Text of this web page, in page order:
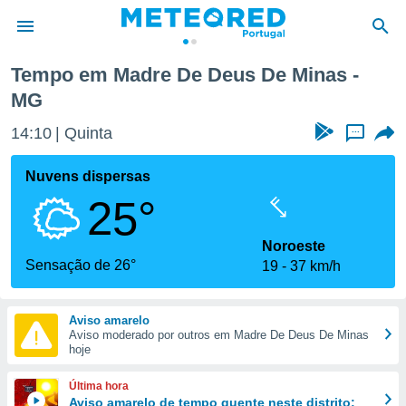
da
foi
para
fornecidas
e
digital
Tempo em Madre De Deus De Minas -
MG
14:10 Quinta ...
Nuvens dispersas
25°
Sensação de 26°
Noroeste
19
37 km/h
Aviso amarelo
Aviso moderado por outros em Madre De Deus De Minas
hoje
Última hora
Aviso amarelo de tempo quente neste distrito: